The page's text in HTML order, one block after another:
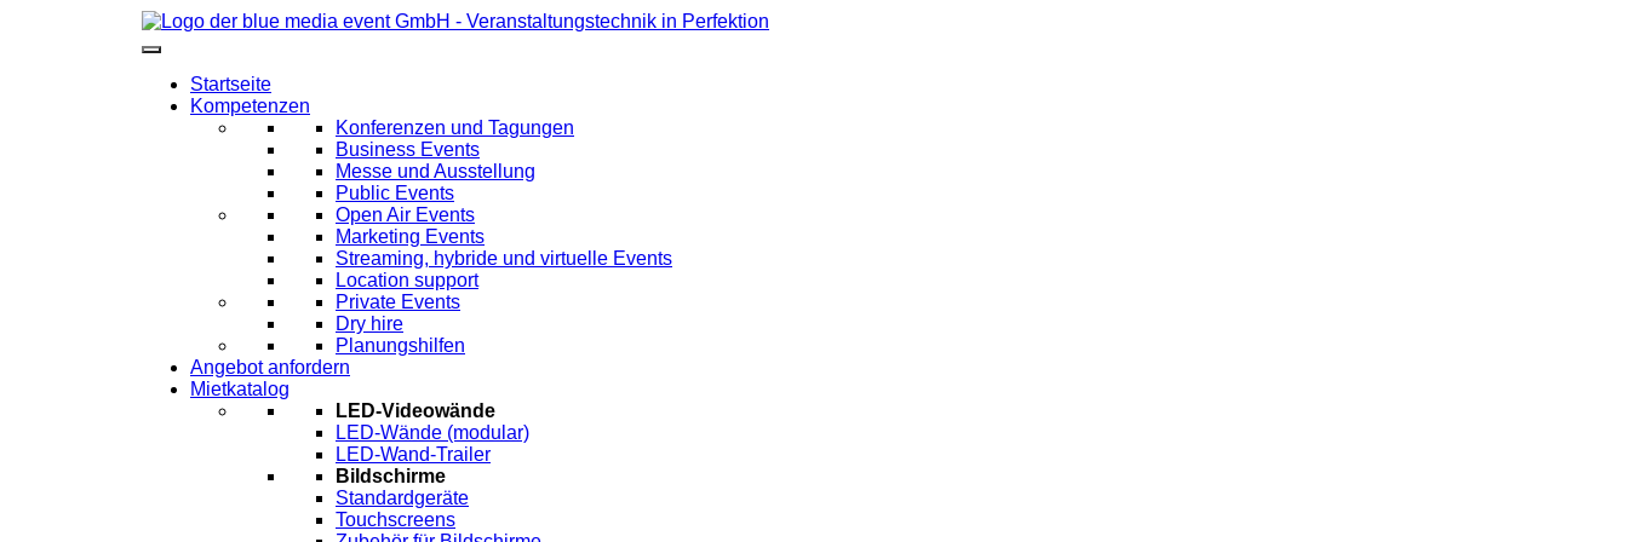
Startseite
Kompetenzen
Konferenzen und Tagungen
Business Events
Messe und Ausstellung
Public Events
Open Air Events
Marketing Events
Streaming, hybride und virtuelle Events
Location support
Private Events
Dry hire
Planungshilfen
Angebot anfordern
Mietkatalog
LED-Videowände
LED-Wände (modular)
LED-Wand-Trailer
Bildschirme
Standardgeräte
Touchscreens